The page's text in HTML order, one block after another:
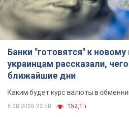
Банки "готовятся" к
украинцам рассказали,
ближайшие дни
Каким будет курс валюты в
6.08.2026 22:58 152,1 т.